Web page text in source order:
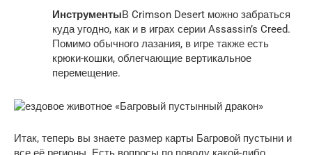
ИнструментыВ Crimson Desert можно забраться
куда угодно, как и в играх серии Assassin’s Creed.
Помимо обычного лазания, в игре также есть
крюки-кошки, облегчающие вертикальное
перемещение.
Итак, теперь вы знаете размер карты Багровой пустыни и